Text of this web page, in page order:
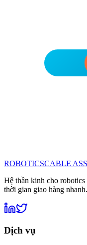
ROBOTICSCABLE
Hệ thần kinh cho
thời gian giao hàng nhanh.
Dịch vụ